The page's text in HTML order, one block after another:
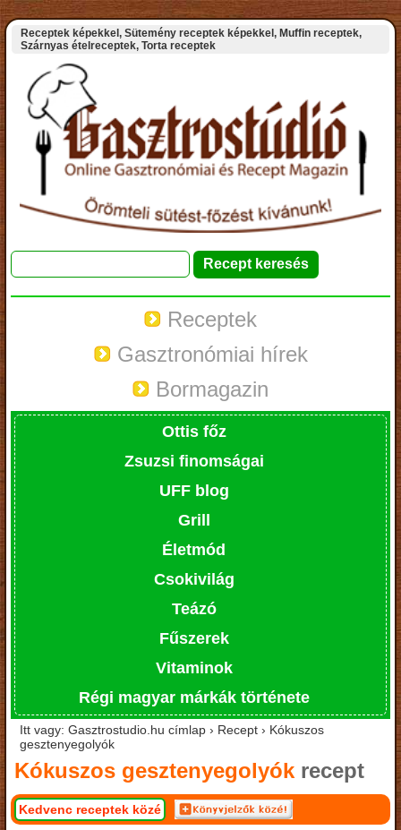
Receptek képekkel, Sütemény receptek képekkel, Muffin receptek,
Szárnyas ételreceptek, Torta receptek
Receptek
Gasztronómiai hírek
Bormagazin
Ottis főz
Zsuzsi finomságai
UFF blog
Grill
Életmód
Csokivilág
Teázó
Fűszerek
Vitaminok
Régi magyar márkák története
Itt vagy: Gasztrostudio.hu címlap › Recept › Kókuszos
gesztenyegolyók
Kókuszos gesztenyegolyók recept
Kedvenc receptek közé